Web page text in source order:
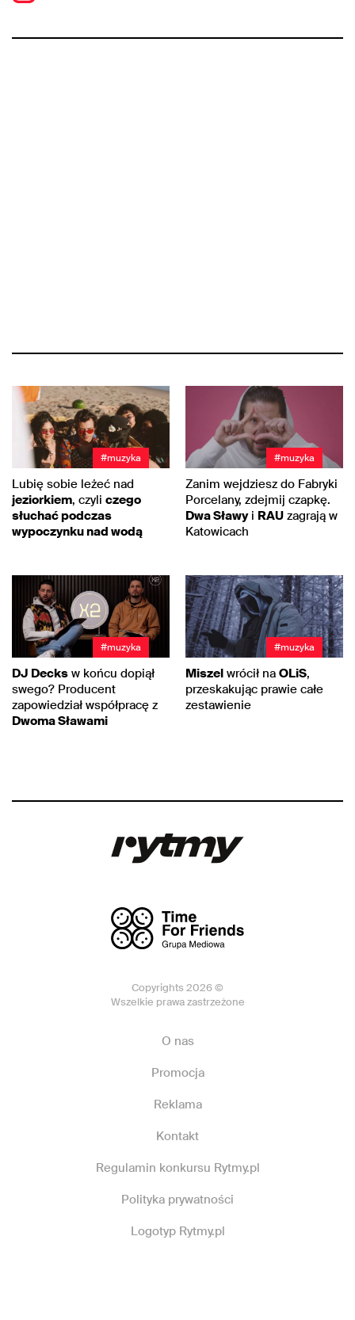
#muzyka
Lubię sobie leżeć nad
jeziorkiem, czyli czego
słuchać podczas
wypoczynku nad wodą
#muzyka
Zanim wejdziesz do Fabryki
Porcelany, zdejmij czapkę.
Dwa Sławyi RAU zagrają w
Katowicach
#muzyka
DJ Decks w końcu dopiął
swego? Producent
zapowiedział współpracę z
Dwoma Sławami
#muzyka
Miszel wrócił na OLiS,
przeskakując prawie całe
zestawienie
Copyrights 2026 ©
Wszelkie prawa zastrzeżone
O nas
Promocja
Reklama
Kontakt
Regulamin konkursu Rytmy.pl
Polityka prywatności
Logotyp Rytmy.pl